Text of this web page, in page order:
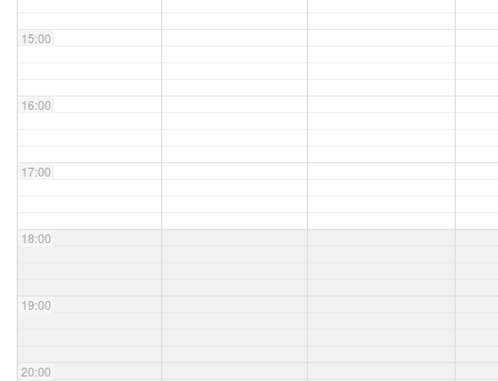
15:00
16:00
17:00
18:00
19:00
20:00